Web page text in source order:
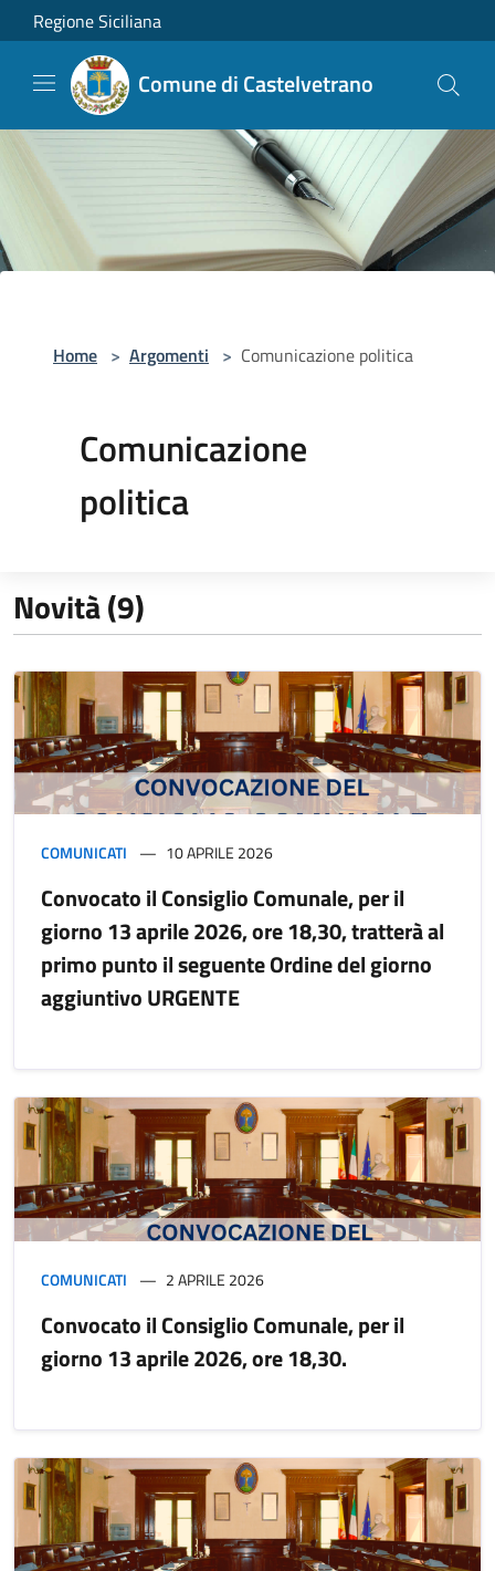
Salta al contenuto principale
Regione Siciliana
Comune di Castelvetrano
Home > Argomenti > Comunicazione politica
Comunicazione
politica
Novità (9)
COMUNICATI 10 APRILE 2026
Convocato il Consiglio Comunale, per il
giorno 13 aprile 2026, ore 18,30, tratterà al
primo punto il seguente Ordine del giorno
aggiuntivo URGENTE
COMUNICATI 2 APRILE 2026
Convocato il Consiglio Comunale, per il
giorno 13 aprile 2026, ore 18,30.